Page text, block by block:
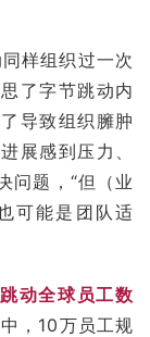
样组织过一次
了字节跳动内
导致组织臃肿
展感到压力、
问题，“但（业
可能是团队适
动全球员工数
，10万员工规